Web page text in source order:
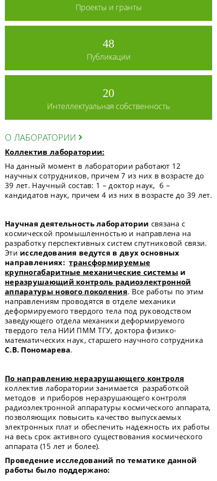
Проекты и гранты
48
Публикации
20
Интеллектуальная собственность
О ЛАБОРАТОРИИ
Коллектив лаборатории:
На данный момент в лаборатории работают 12
научных сотрудников, причем 7 из них в возрасте до
39 лет. Научный состав: 1 – доктор наук, 6 –
кандидатов наук, причем 4 из них в возрасте до 39 лет.
Научная деятельность лаборатории связана с
космической промышленностью и направлена на
разработку перспективных систем спутниковой связи.
Эти исследования ведутся в двух основных
направлениях:трансформируемые
крупногабаритные механические системы и
неразрушающий контроль радиоэлектронной
аппаратуры нового поколения. Все работы по этим
направлениям проводятся в отделе механики
деформируемого твердого тела под руководством
заведующего отдела механики деформируемого
твердого тела НИИ ПММ ТГУ, доктора физико-
математических наук, старшего научного сотрудника
С.В. Пономарева.
По направлению неразрушающего контроля
коллектив лаборатории занимается разработкой
методов и приборов неразрушающего контроля
радиоэлектронной аппаратуры космического аппарата,
позволяющих повысить качество выпускаемых
электронных плат и обеспечить надежность их работы
на весь срок активного существования космического
аппарата (15 лет и более).
Проведение исследований по тематике данной
работы было поддержано: